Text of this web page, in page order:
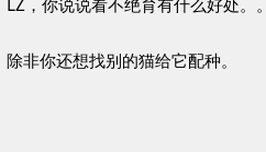
LZ，你说说看不绝育有什么好处。
除非你还想找别的猫给它配种。